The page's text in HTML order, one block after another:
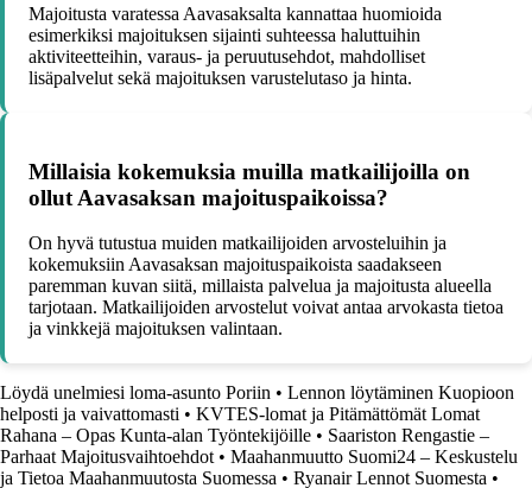
Majoitusta varatessa Aavasaksalta kannattaa huomioida
esimerkiksi majoituksen sijainti suhteessa haluttuihin
aktiviteetteihin, varaus- ja peruutusehdot, mahdolliset
lisäpalvelut sekä majoituksen varustelutaso ja hinta.
Millaisia kokemuksia muilla matkailijoilla on
ollut Aavasaksan majoituspaikoissa?
On hyvä tutustua muiden matkailijoiden arvosteluihin ja
kokemuksiin Aavasaksan majoituspaikoista saadakseen
paremman kuvan siitä, millaista palvelua ja majoitusta alueella
tarjotaan. Matkailijoiden arvostelut voivat antaa arvokasta tietoa
ja vinkkejä majoituksen valintaan.
Löydä unelmiesi loma-asunto Poriin • Lennon löytäminen Kuopioon
helposti ja vaivattomasti • KVTES-lomat ja Pitämättömät Lomat
Rahana – Opas Kunta-alan Työntekijöille • Saariston Rengastie –
Parhaat Majoitusvaihtoehdot• Maahanmuutto Suomi24 – Keskustelu
ja Tietoa Maahanmuutosta Suomessa • Ryanair Lennot Suomesta •